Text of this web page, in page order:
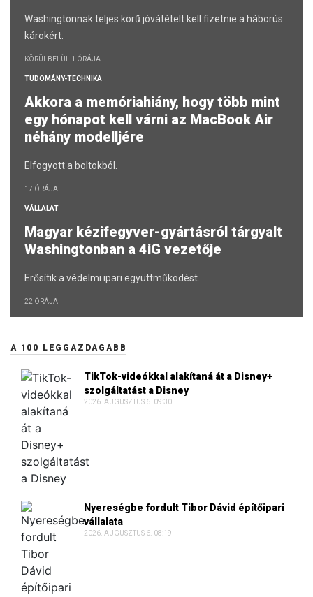
Washingtonnak teljes körű jóvátételt kell fizetnie a háborús
károkért.
KÖRÜLBELÜL 1 ÓRÁJA
TUDOMÁNY-TECHNIKA
Akkora a memóriahiány, hogy több mint
egy hónapot kell várni az MacBook Air
néhány modelljére
Elfogyott a boltokból.
17 ÓRÁJA
VÁLLALAT
Magyar kézifegyver-gyártásról tárgyalt
Washingtonban a 4iG vezetője
Erősítik a védelmi ipari együttműködést.
22 ÓRÁJA
A 100 LEGGAZDAGABB
TikTok-videókkal alakítaná át a Disney+
szolgáltatást a Disney
2026. AUGUSZTUS 6. 09:30
Nyereségbe fordult Tibor Dávid építőipari
vállalata
2026. AUGUSZTUS 6. 08:19